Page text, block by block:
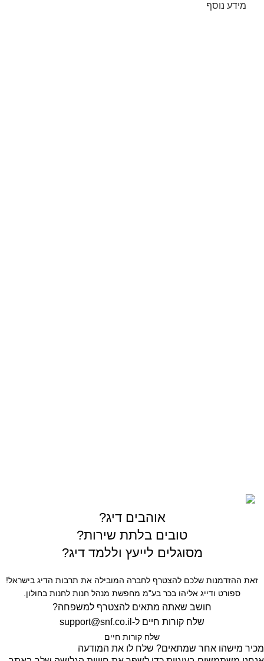
מידע נוסף
אוהבים דיג?
טובים בלתת שירות?
מסוגלים לייעץ וללמד דיג?
זאת ההזדמנות שלכם להצטרף לחברה המובילה את תרבות הדיג בישראל!
ספורט ודייג אליהו בכר בע"מ מחפשת מנהל חנות לחנות בחולון.
חושב שאתה מתאים להצטרף למשפחה?
שלח קורות חיים ל- support@snf.co.il
שלח קורות חיים​
מכיר מישהו אחר שמתאים? שלח לו את המודעה